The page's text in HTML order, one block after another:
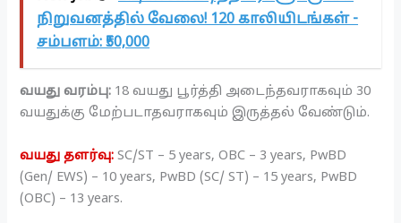
நிறுவனத்தில் வேலை! 120 காலியிடங்கள் -
சம்பளம்: ₹50,000
வயது வரம்பு: 18 வயது பூர்த்தி அடைந்தவராகவும் 30
வயதுக்கு மேற்படாதவராகவும் இருத்தல் வேண்டும்.
வயது தளர்வு: SC/ST – 5 years, OBC – 3 years, PwBD
(Gen/ EWS) – 10 years, PwBD (SC/ ST) – 15 years, PwBD
(OBC) – 13 years.